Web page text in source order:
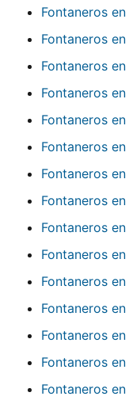
Fontaneros en
Fontaneros en
Fontaneros en
Fontaneros en
Fontaneros en
Fontaneros en
Fontaneros en
Fontaneros en
Fontaneros en
Fontaneros en
Fontaneros en
Fontaneros en
Fontaneros en
Fontaneros en
Fontaneros en